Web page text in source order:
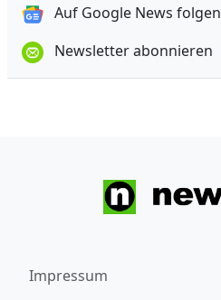
Auf Google News folgen
Newsletter abonnieren
Impressum